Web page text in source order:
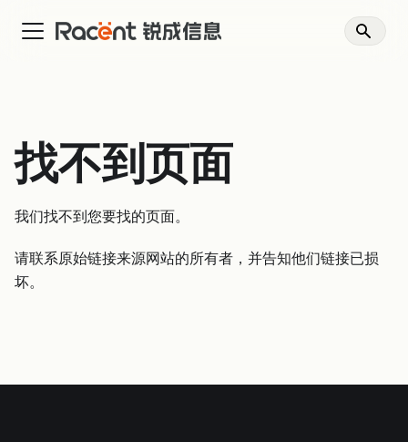
找不到页面
我们找不到您要找的页面。
请联系原始链接来源网站的所有者，并告知他们链接已损
坏。